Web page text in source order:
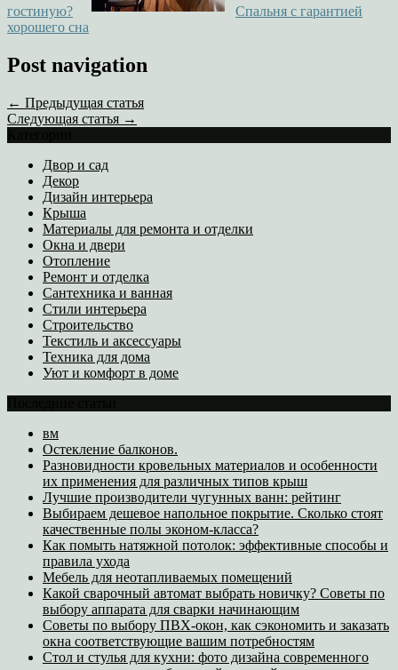
гостиную?
Спальня с гарантией
хорошего сна
Post navigation
← Предыдущая статья
Следующая статья →
Двор и сад
Декор
Дизайн интерьера
Крыша
Материалы для ремонта и отделки
Окна и двери
Отопление
Ремонт и отделка
Сантехника и ванная
Стили интерьера
Строительство
Текстиль и аксессуары
Техника для дома
Уют и комфорт в доме
вм
Остекление балконов.
Разновидности кровельных материалов и особенности
их применения для различных типов крыш
Лучшие производители чугунных ванн: рейтинг
Выбираем дешевое напольное покрытие. Сколько стоят
качественные полы эконом-класса?
Как помыть натяжной потолок: эффективные способы и
правила ухода
Мебель для неотапливаемых помещений
Какой сварочный автомат выбрать новичку? Советы по
выбору аппарата для сварки начинающим
Советы по выбору ПВХ-окон, как сэкономить и заказать
окна соответствующие вашим потребностям
Стол и стулья для кухни: фото дизайна современного